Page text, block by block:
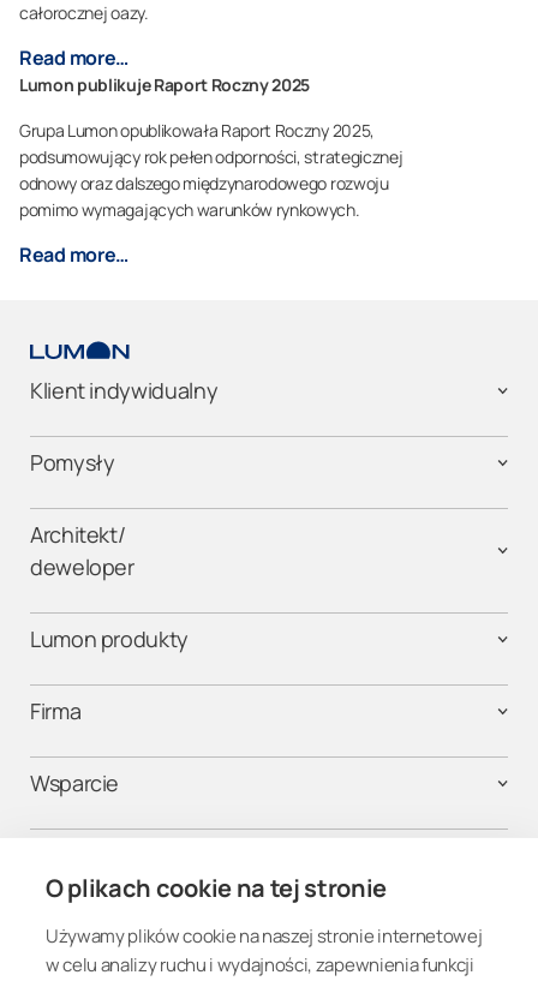
O plikach cookie na tej stronie
Używamy plików cookie na naszej stronie internetowej
w celu analizy ruchu i wydajności, zapewnienia funkcji
całorocznej oazy.
Read more…
Lumon publikuje Raport Roczny 2025
Grupa Lumon opublikowała Raport Roczny 2025,
podsumowujący rok pełen odporności, strategicznej
odnowy oraz dalszego międzynarodowego rozwoju
pomimo wymagających warunków rynkowych.
Read more…
Klient indywidualny
Pomysły
Architekt/
deweloper
Lumon produkty
Firma
Wsparcie
Połącz się